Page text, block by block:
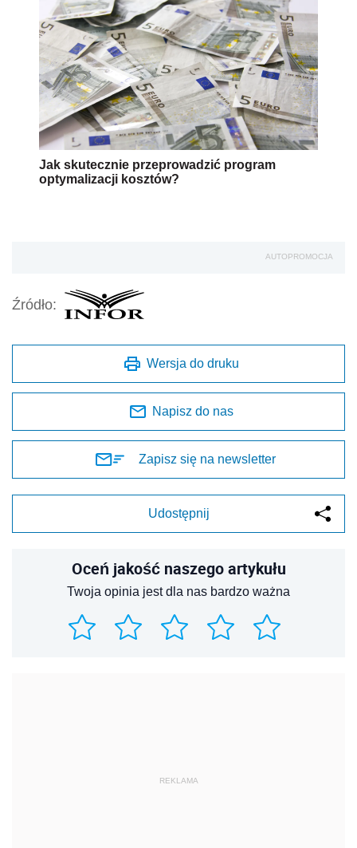
Jak skutecznie przeprowadzić program
optymalizacji kosztów?
AUTOPROMOCJA
Źródło:
Wersja do druku
Napisz do nas
Zapisz się na newsletter
Udostępnij
Oceń jakość naszego artykułu
Twoja opinia jest dla nas bardzo ważna
REKLAMA